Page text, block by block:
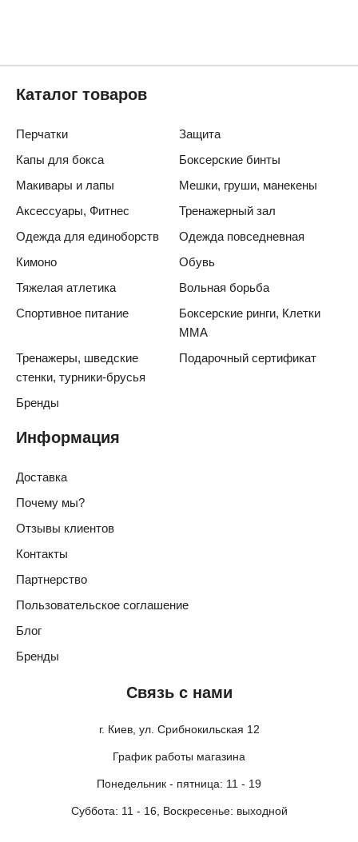
Связь с нами
г. Киев, ул. Срибнокильская 12
График работы магазина
Понедельник - пятница: 11 - 19
Суббота: 11 - 16, Воскресенье: выходной
Каталог товаров
Перчатки
Защита
Капы для бокса
Боксерские бинты
Макивары и лапы
Мешки, груши, манекены
Аксессуары, Фитнес
Тренажерный зал
Одежда для единоборств
Одежда повседневная
Кимоно
Обувь
Тяжелая атлетика
Вольная борьба
Спортивное питание
Боксерские ринги, Клетки
ММА
Тренажеры, шведские
стенки, турники-брусья
Подарочный сертификат
Бренды
Информация
Доставка
Почему мы?
Отзывы клиентов
Контакты
Партнерство
Пользовательское соглашение
Блог
Бренды